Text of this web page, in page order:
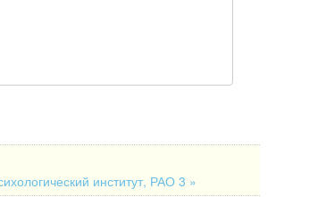
институт, РАО 3 »